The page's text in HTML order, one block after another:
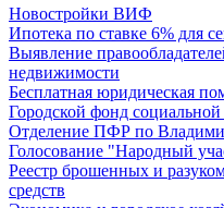
Новостройки ВИФ
Ипотека по ставке 6% для
Выявление
недвижимости
Бесплатная юридическая
Городской фонд
Отделение ПФР по
Голосование "Народный
Реестр брошенных и
средств